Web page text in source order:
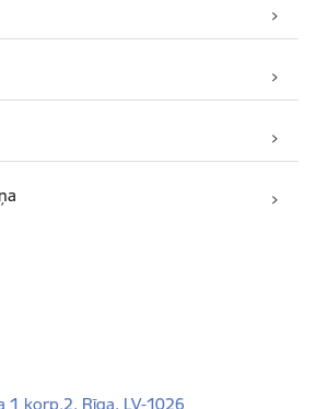
1 korp.2, Rīga, LV-1026